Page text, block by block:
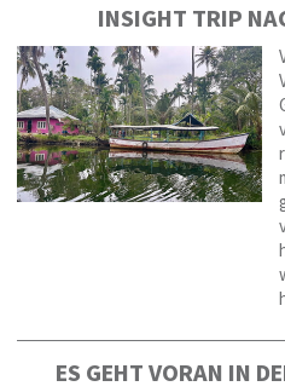
INSIGHT TRIP
ES GEHT VORAN IN